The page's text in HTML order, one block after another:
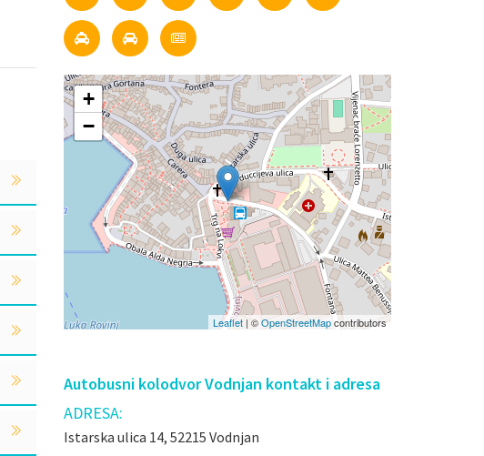
+
−
Leaflet | ©OpenStreetMapcontributors
Autobusni kolodvor Vodnjan kontakt i adresa
ADRESA:
Istarska ulica 14, 52215 Vodnjan